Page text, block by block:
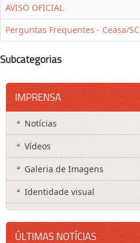
AVISO OFICIAL
Perguntas Frequentes - Ceasa/SC
Subcategorias
IMPRENSA
Notícias
Vídeos
Galeria de Imagens
Identidade visual
ÚLTIMAS NOTÍCIAS